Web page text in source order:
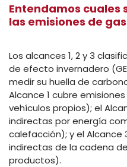
Entendamos cuales
las emisiones de
Los alcances 1, 2 y 3
de efecto invernadero
medir su huella de
Alcance 1 cubre
vehículos propios); el
indirectas por energía
calefacción); y el Alcance
indirectas de la cadena
productos).